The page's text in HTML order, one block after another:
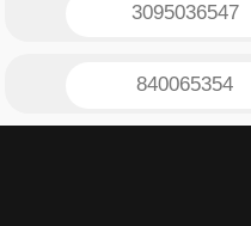
3095036547
840065354